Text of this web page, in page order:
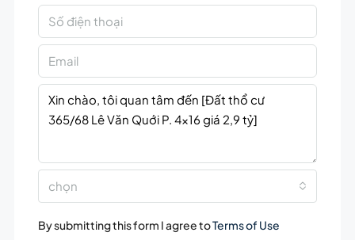
chọn
By submitting this form I agree toTerms of Use